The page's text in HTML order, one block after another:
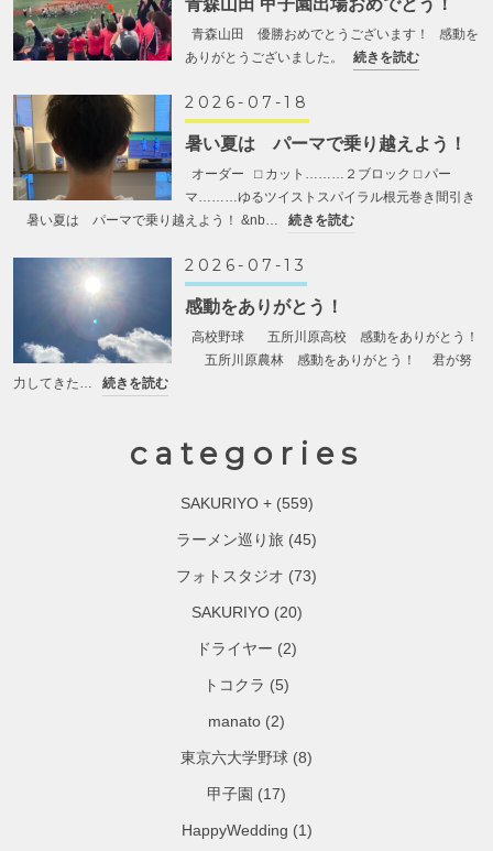
青森山田 優勝おめでとうございます！ 感動を
ありがとうございました。
続きを読む
2026-07-18
暑い夏は パーマで乗り越えよう！
オーダー ⬜︎ カット………２ブロック ⬜︎ パー
マ………ゆるツイストスパイラル根元巻き間引き
暑い夏は パーマで乗り越えよう！ &nb…
続きを読む
2026-07-13
感動をありがとう！
高校野球 五所川原高校 感動をありがとう！
五所川原農林 感動をありがとう！ 君が努
力してきた…
続きを読む
categories
SAKURIYO +(559)
ラーメン巡り旅 (45)
フォトスタジオ (73)
SAKURIYO(20)
ドライヤー (2)
トコクラ (5)
manato (2)
東京六大学野球 (8)
甲子園 (17)
HappyWedding (1)